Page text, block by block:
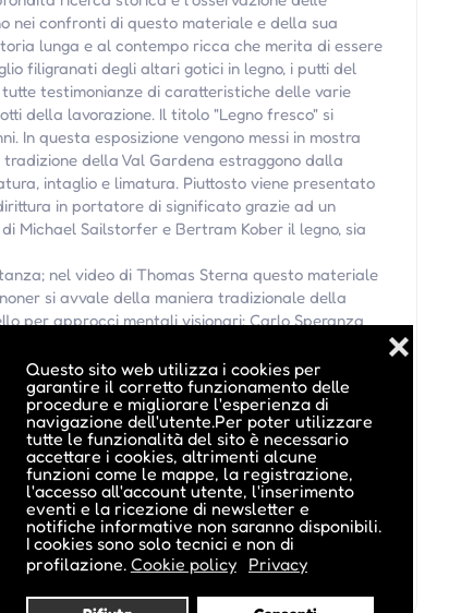
Questo sito web utilizza i cookies per
garantire il corretto funzionamento delle
procedure e migliorare l'esperienza di
navigazione dell'utente.Per poter utilizzare
tutte le funzionalità del sito è necessario
accettare i cookies, altrimenti alcune
funzioni come le mappe, la registrazione,
l'accesso all'account utente, l'inserimento
eventi e la ricezione di newsletter e
notifiche informative non saranno disponibili.
I cookies sono solo tecnici e non di
profilazione. Cookie policy Privacy
❌
nei confronti di questo materiale e della sua
lunga e al contempo ricca che merita di essere
filigranati degli altari gotici in legno, i putti del
testimonianze di caratteristiche delle varie
della lavorazione. Il titolo "Legno fresco" si
In questa esposizione vengono messi in mostra
della Val Gardena estraggono dalla
intaglio e limatura. Piuttosto viene presentato
in portatore di significato grazie ad un
Michael Sailstorfer e Bertram Kober il legno, sia
nel video di Thomas Sterna questo materiale
si avvale della maniera tradizionale della
per approcci mentali visionari; Carlo Speranza
assurda e a doppio senso va a colpire il
anche dall'installazione di Diego Perathoner che
Feichter intende il legno nella sua forma e
tematizzano attraverso sottili allusioni o
volta contro. La mostra mette a nudo un prodotto
che attraverso dubbio e successo penetra a